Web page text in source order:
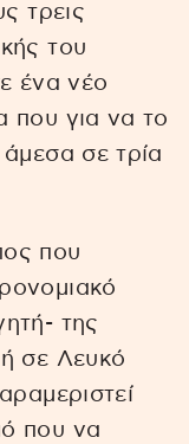
τρεις
του
ένα νέο
που για να το
άμεσα σε τρία
που
της
σε Λευκό
που να